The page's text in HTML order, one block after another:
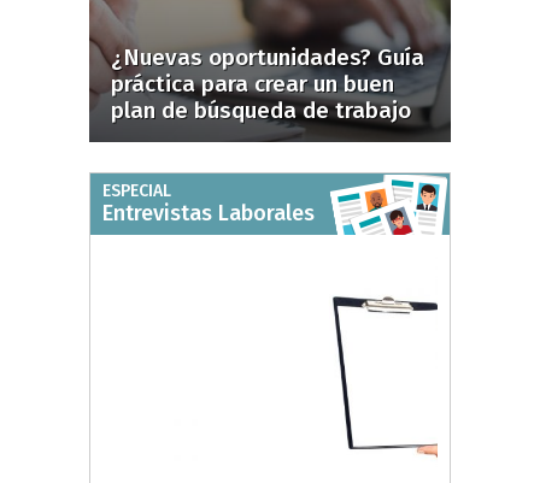
¿Nuevas oportunidades? Guía
práctica para crear un buen
plan de búsqueda de trabajo
ESPECIAL
Entrevistas Laborales